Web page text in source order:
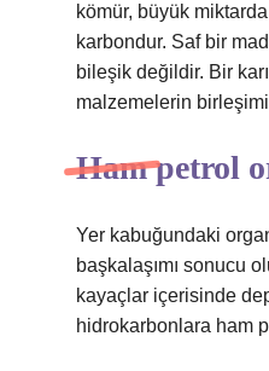
kömür, büyük miktarda
karbondur. Saf bir
bileşik değildir. Bir
malzemelerin
Ham petrol
Yer kabuğundaki
başkalaşımı sonucu
kayaçlar içerisinde
hidrokarbonlara ham